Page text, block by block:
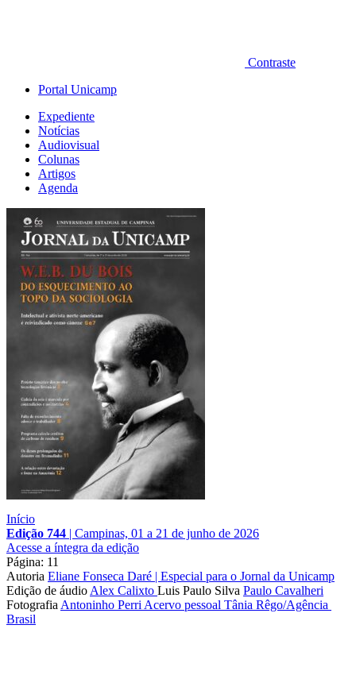
Contraste
Portal Unicamp
Expediente
Notícias
Audiovisual
Colunas
Artigos
Agenda
Início
Edição 744 | Campinas, 01 a 21 de junho de 2026
Acesse a íntegra da edição
Página: 11
Autoria Eliane Fonseca Daré | Especial para o Jornal da Unicamp
Edição de áudio Alex Calixto Luis Paulo Silva Paulo Cavalheri
Fotografia Antoninho Perri Acervo pessoal Tânia Rêgo/Agência
Brasil